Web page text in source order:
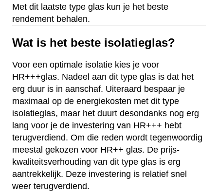
Met dit laatste type glas kun je het beste
rendement behalen.
Wat is het beste isolatieglas?
Voor een optimale isolatie kies je voor
HR+++glas. Nadeel aan dit type glas is dat het
erg duur is in aanschaf. Uiteraard bespaar je
maximaal op de energiekosten met dit type
isolatieglas, maar het duurt desondanks nog erg
lang voor je de investering van HR+++ hebt
terugverdiend. Om die reden wordt tegenwoordig
meestal gekozen voor HR++ glas. De prijs-
kwaliteitsverhouding van dit type glas is erg
aantrekkelijk. Deze investering is relatief snel
weer terugverdiend.